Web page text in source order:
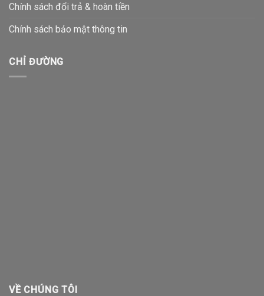
Chính sách đổi trả & hoàn tiền
Chính sách bảo mật thông tin
CHỈ ĐƯỜNG
VỀ CHÚNG TÔI